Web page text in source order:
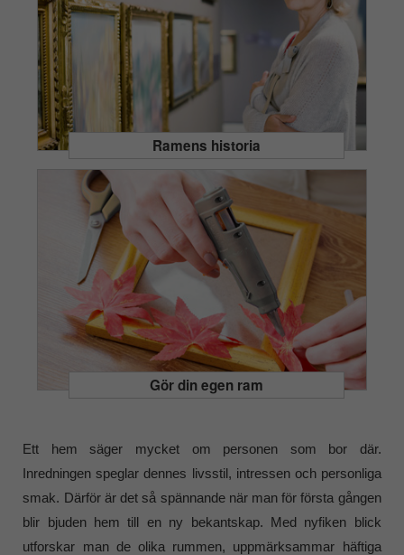
Ramens historia
Gör din egen ram
Ett hem säger mycket om personen som bor där.
Inredningen speglar dennes livsstil, intressen och personliga
smak. Därför är det så spännande när man för första gången
blir bjuden hem till en ny bekantskap. Med nyfiken blick
utforskar man de olika rummen, uppmärksammar häftiga